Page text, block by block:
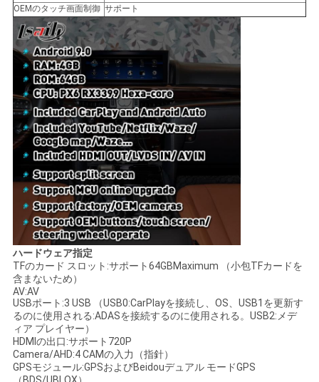
OEMのタッチ画面制御 サポート
ハードウェア指定
TFのカード スロット:サポート64GBMaximum （小包TFカードを
含まないため）
AV:AV
USBポート:3 USB （USB0:CarPlayを接続し、OS、USB1を更新す
るのに使用される:ADASを接続するのに使用される。USB2:メデ
ィア プレイヤー）
HDMIの出口:サポート720P
Camera/AHD:4 CAMの入力（指針）
GPSモジュール:GPSおよびBeidouデュアル モードGPS
（BDS/UBLOX）